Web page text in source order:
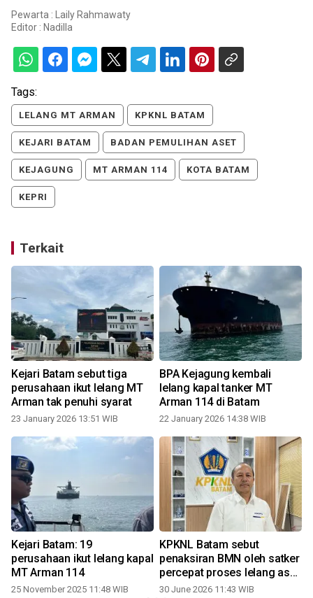
Pewarta : Laily Rahmawaty
Editor : Nadilla
Tags:
LELANG MT ARMAN KPKNL BATAM
KEJARI BATAM BADAN PEMULIHAN ASET
KEJAGUNG MT ARMAN 114 KOTA BATAM
KEPRI
Terkait
Kejari Batam sebut tiga
perusahaan ikut lelang MT
Arman tak penuhi syarat
23 January 2026 13:51 WIB
BPA Kejagung kembali
lelang kapal tanker MT
Arman 114 di Batam
22 January 2026 14:38 WIB
Kejari Batam: 19
perusahaan ikut lelang kapal
MT Arman 114
25 November 2025 11:48 WIB
KPKNL Batam sebut
penaksiran BMN oleh satker
percepat proses lelang aset
negara
30 June 2026 11:43 WIB